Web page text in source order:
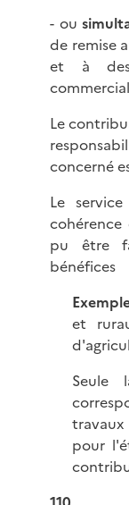
- ou
de remise
et à
Le
concerné
Le
pu être
bénéfices
et
Seule
pour